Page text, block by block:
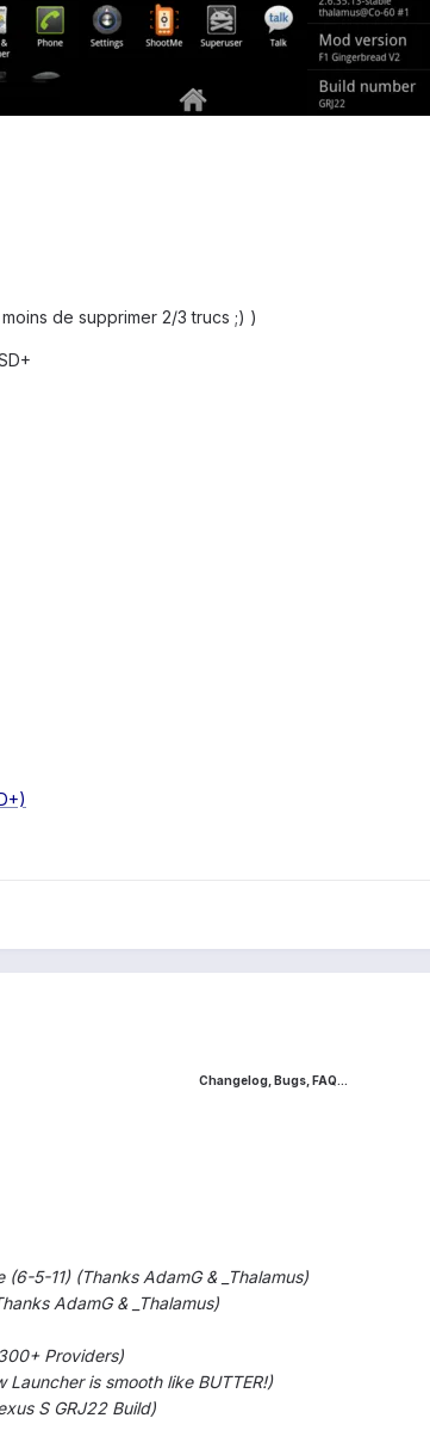
de supprimer 2/3 trucs ;) )
Changelog, Bugs, FAQ...
5-11) (Thanks AdamG & _Thalamus)
AdamG & _Thalamus)
Providers)
is smooth like BUTTER!)
S GRJ22 Build)